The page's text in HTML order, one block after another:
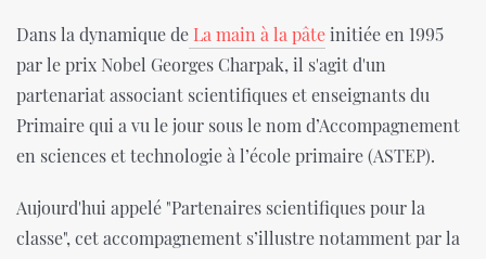
Dans la dynamique de La main à la pâteinitiée en 1995
par le prix Nobel Georges Charpak, il s'agit d'un
partenariat associant scientifiques et enseignants du
Primaire qui a vu le jour sous le nom d’Accompagnement
en sciences et technologie à l’école primaire (ASTEP).
Aujourd'hui appelé "Partenaires scientifiques pour la
classe", cet accompagnement s’illustre notamment par la